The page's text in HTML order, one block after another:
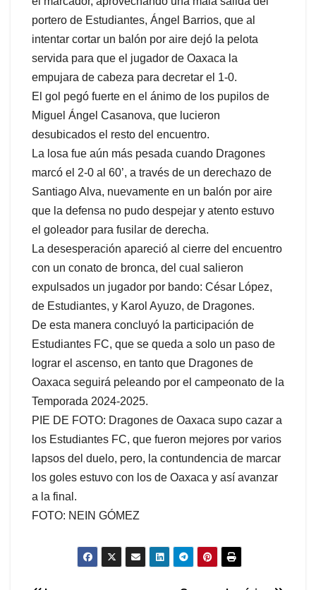
portero de Estudiantes, Ángel Barrios, que al
intentar cortar un balón por aire dejó la pelota
servida para que el jugador de Oaxaca la
empujara de cabeza para decretar el 1-0.
El gol pegó fuerte en el ánimo de los pupilos de
Miguel Ángel Casanova, que lucieron
desubicados el resto del encuentro.
La losa fue aún más pesada cuando Dragones
marcó el 2-0 al 60’, a través de un derechazo de
Santiago Alva, nuevamente en un balón por aire
que la defensa no pudo despejar y atento estuvo
el goleador para fusilar de derecha.
La desesperación apareció al cierre del encuentro
con un conato de bronca, del cual salieron
expulsados un jugador por bando: César López,
de Estudiantes, y Karol Ayuzo, de Dragones.
De esta manera concluyó la participación de
Estudiantes FC, que se queda a solo un paso de
lograr el ascenso, en tanto que Dragones de
Oaxaca seguirá peleando por el campeonato de la
Temporada 2024-2025.
PIE DE FOTO: Dragones de Oaxaca supo cazar a
los Estudiantes FC, que fueron mejores por varios
lapsos del duelo, pero, la contundencia de marcar
los goles estuvo con los de Oaxaca y así avanzar
a la final.
FOTO: NEIN GÓMEZ